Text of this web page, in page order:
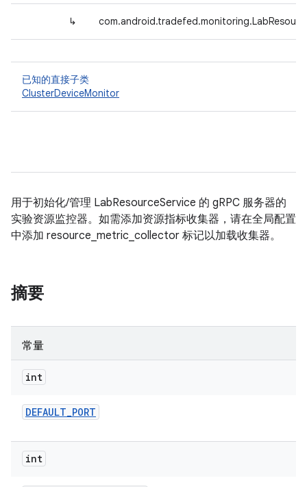
↳
已知的直接子类
ClusterDeviceMonitor
用于初始化/管理 LabResourceService 的 gRPC 服务器的
实验资源监控器。如需添加资源指标收集器，请在全局配置
中添加 resource_metric_collector 标记以加载收集器。
摘要
常量
int
DEFAULT_PORT
int